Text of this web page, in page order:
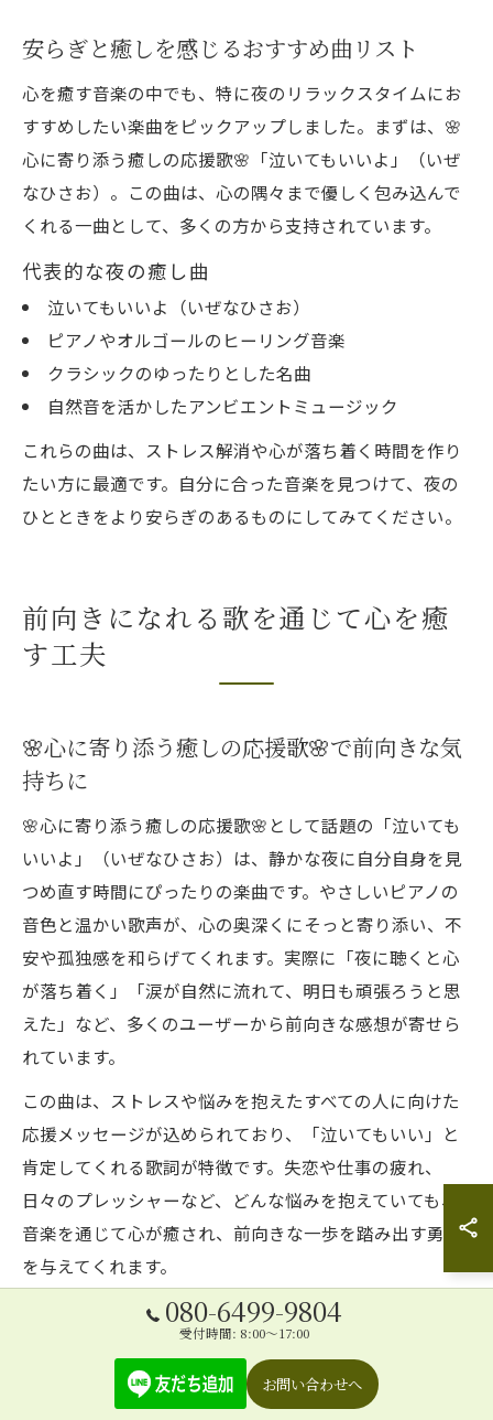
安らぎと癒しを感じるおすすめ曲リスト
心を癒す音楽の中でも、特に夜のリラックスタイムにお
すすめしたい楽曲をピックアップしました。まずは、🌸
心に寄り添う癒しの応援歌🌸「泣いてもいいよ」（いぜ
なひさお）。この曲は、心の隅々まで優しく包み込んで
くれる一曲として、多くの方から支持されています。
代表的な夜の癒し曲
泣いてもいいよ（いぜなひさお）
ピアノやオルゴールのヒーリング音楽
クラシックのゆったりとした名曲
自然音を活かしたアンビエントミュージック
これらの曲は、ストレス解消や心が落ち着く時間を作り
たい方に最適です。自分に合った音楽を見つけて、夜の
ひとときをより安らぎのあるものにしてみてください。
前向きになれる歌を通じて心を癒
す工夫
🌸心に寄り添う癒しの応援歌🌸で前向きな気
持ちに
🌸心に寄り添う癒しの応援歌🌸として話題の「泣いても
いいよ」（いぜなひさお）は、静かな夜に自分自身を見
つめ直す時間にぴったりの楽曲です。やさしいピアノの
音色と温かい歌声が、心の奥深くにそっと寄り添い、不
安や孤独感を和らげてくれます。実際に「夜に聴くと心
が落ち着く」「涙が自然に流れて、明日も頑張ろうと思
えた」など、多くのユーザーから前向きな感想が寄せら
れています。
この曲は、ストレスや悩みを抱えたすべての人に向けた
応援メッセージが込められており、「泣いてもいい」と
肯定してくれる歌詞が特徴です。失恋や仕事の疲れ、
日々のプレッシャーなど、どんな悩みを抱えていても、
音楽を通じて心が癒され、前向きな一歩を踏み出す勇気
を与えてくれます。
泣いてもいいよが与える心の安定と勇気
「泣いてもいいよ」は、心の安定を保ちたい方や、感情
を素直に表現したい方に特におすすめです。ピアノの優
080-6499-9804
受付時間: 8:00～17:00
お問い合わせへ